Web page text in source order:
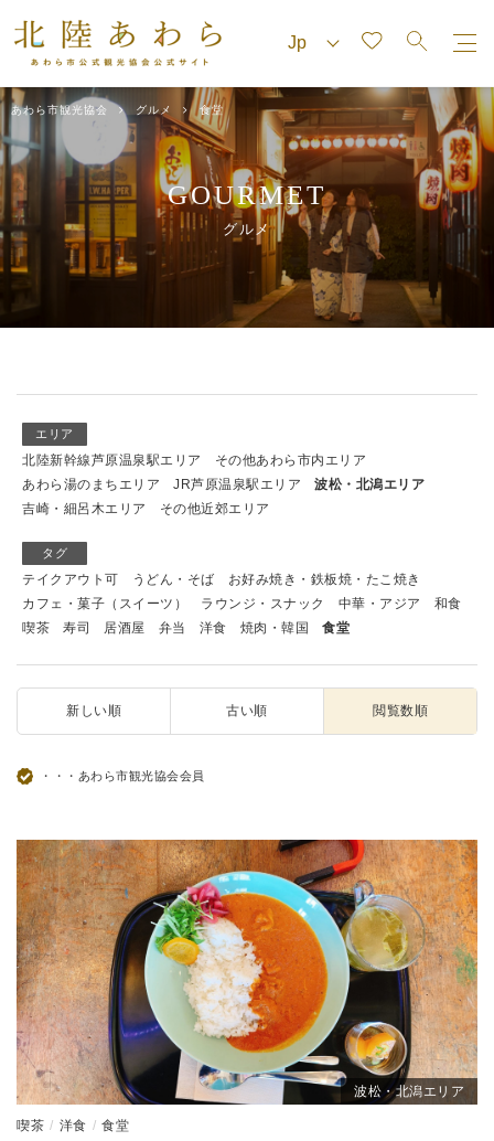
あわら市観光協会 グルメ 食堂
GOURMET
グルメ
エリア
北陸新幹線芦原温泉駅エリア
その他あわら市内エリア
あわら湯のまちエリア
JR芦原温泉駅エリア
波松・北潟エリア
吉崎・細呂木エリア
その他近郊エリア
タグ
テイクアウト可 うどん・そば
お好み焼き・鉄板焼・たこ焼き
カフェ・菓子（スイーツ）
ラウンジ・スナック 中華・アジア
和食
喫茶
寿司 居酒屋 弁当 洋食 焼肉・韓国 食堂
新しい順 古い順 閲覧数順
・・・あわら市観光協会会員
波松・北潟エリア
喫茶 洋食 食堂